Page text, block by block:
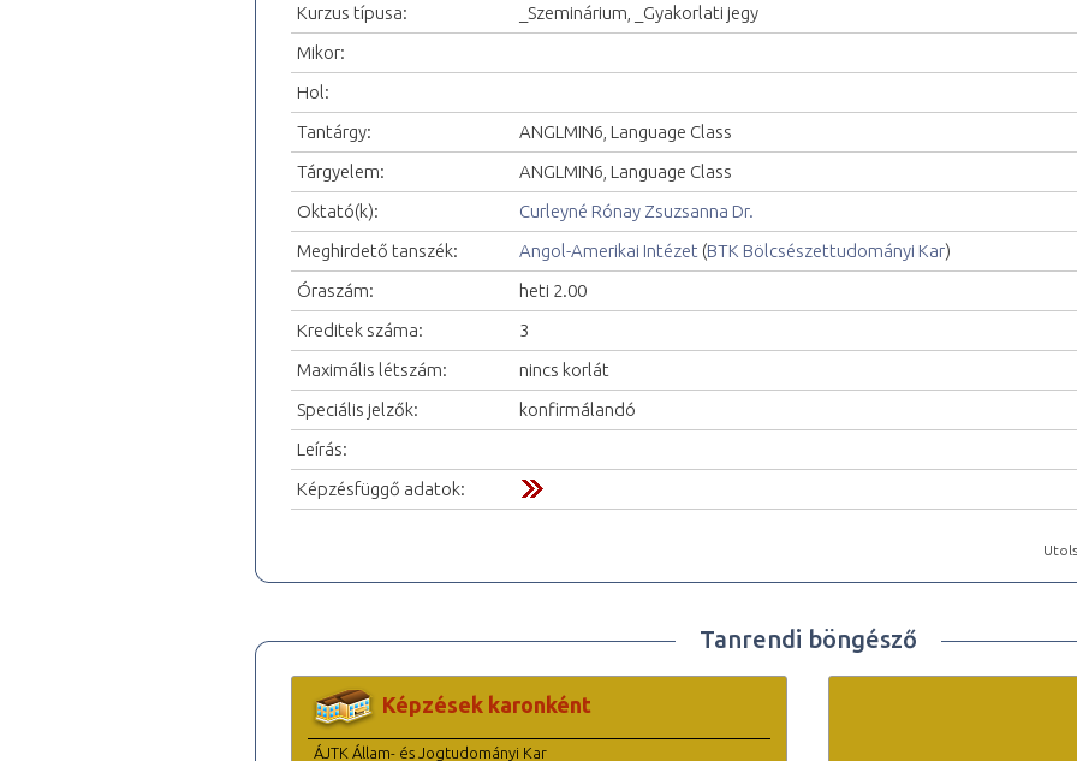
Kurzus típusa:
_Szeminárium, _Gyakorlati jegy
Mikor:
Hol:
Tantárgy:
ANGLMIN6, Language Class
Tárgyelem:
ANGLMIN6, Language Class
Oktató(k):
Curleyné Rónay Zsuzsanna Dr.
Meghirdető tanszék:
Angol-Amerikai Intézet (BTK Bölcsészettudományi Kar)
Óraszám:
heti 2.00
Kreditek száma:
3
Maximális létszám:
nincs korlát
Speciális jelzők:
konfirmálandó
Leírás:
Képzésfüggő adatok:
Tanrendi böngésző
Képzések karonként
ÁJTK Állam- és Jogtudományi Kar